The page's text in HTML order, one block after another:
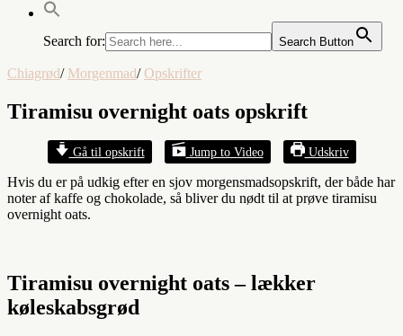
Search for: Search Button
Chiagrød/ Morgenmad/ Opskrifter
Tiramisu overnight oats opskrift
Gå til opskrift Jump to Video Udskriv
Hvis du er på udkig efter en sjov morgensmadsopskrift, der både har
noter af kaffe og chokolade, så bliver du nødt til at prøve tiramisu
overnight oats.
Tiramisu overnight oats – lækker
køleskabsgrød